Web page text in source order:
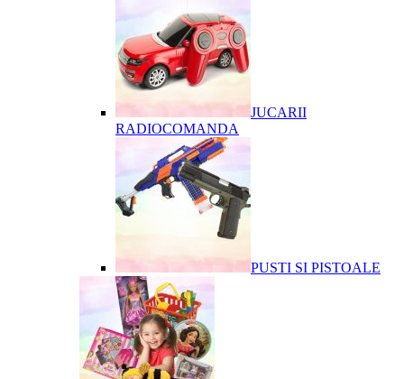
JUCARII
RADIOCOMANDA
PUSTI SI PISTOALE